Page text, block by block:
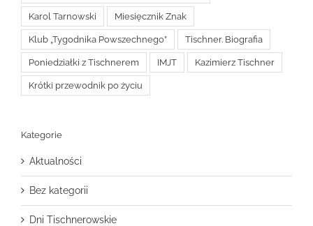
Karol Tarnowski Miesięcznik Znak
Klub „Tygodnika Powszechnego” Tischner. Biografia
Poniedziałki z Tischnerem IMJT Kazimierz Tischner
Krótki przewodnik po życiu
Kategorie
Aktualności
Bez kategorii
Dni Tischnerowskie